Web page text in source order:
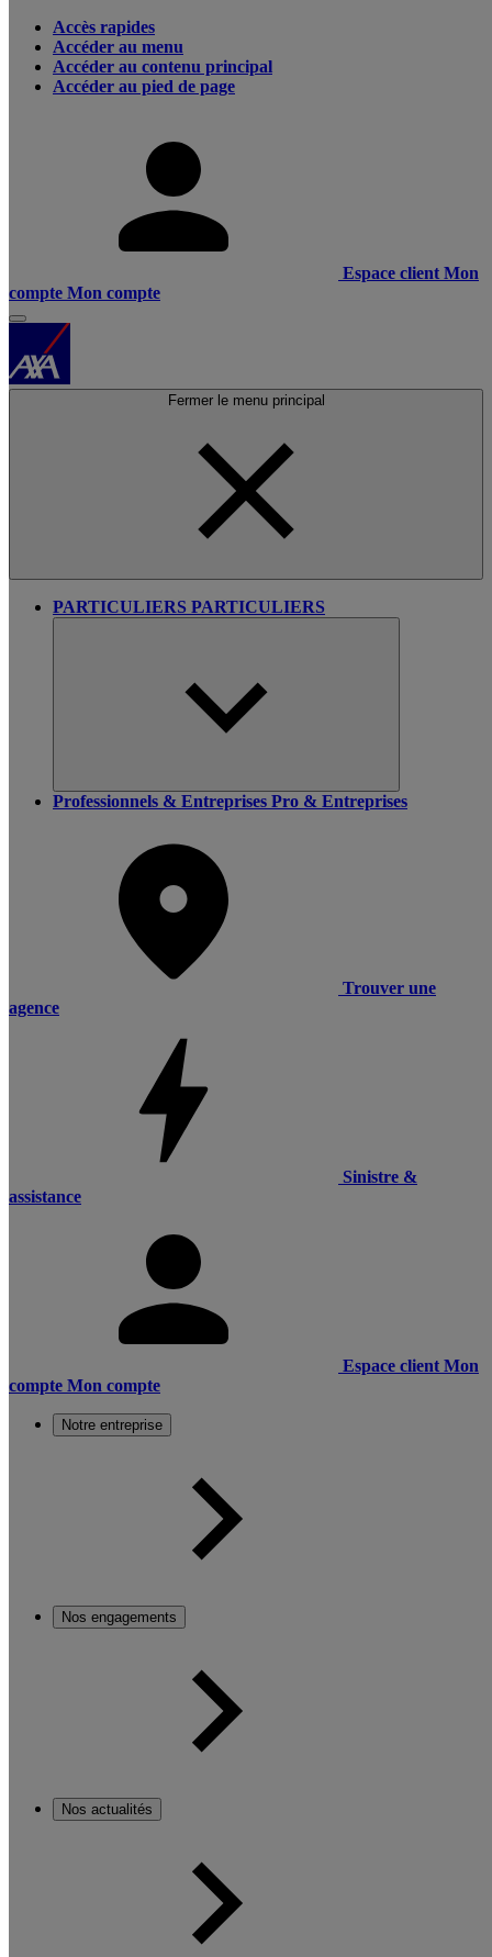
Accès rapides
Accéder au menu
Accéder au contenu principal
Accéder au pied de page
Espace client Mon
compte Mon compte
Fermer le menu principal
PARTICULIERS PARTICULIERS
Professionnels & Entreprises Pro & Entreprises
Trouver une
agence
Sinistre &
assistance
Espace client Mon
compte Mon compte
Notre entreprise
Nos engagements
Nos actualités